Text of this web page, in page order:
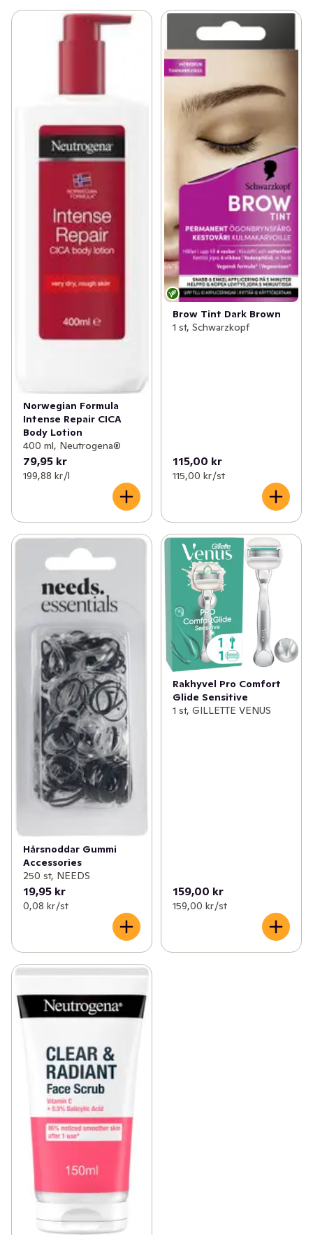
Norwegian Formula
Intense Repair CICA
Body Lotion
400 ml, Neutrogena®
79,95 kr
199,88 kr /l
Brow Tint Dark Brown
1 st, Schwarzkopf
115,00 kr
115,00 kr /st
Hårsnoddar Gummi
Accessories
250 st, NEEDS
19,95 kr
0,08 kr /st
Rakhyvel Pro Comfort
Glide Sensitive
1 st, GILLETTE VENUS
159,00 kr
159,00 kr /st